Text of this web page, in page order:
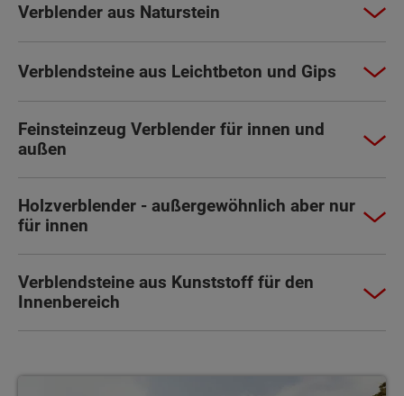
Verblender aus Naturstein
Verblendsteine aus Leichtbeton und Gips
Feinsteinzeug Verblender für innen und
außen
Holzverblender - außergewöhnlich aber nur
für innen
Verblendsteine aus Kunststoff für den
Innenbereich